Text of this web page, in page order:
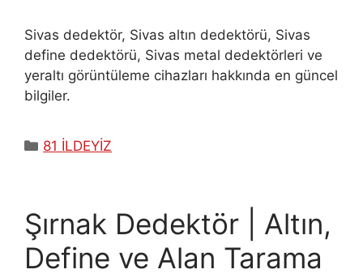
Sivas dedektör, Sivas altın dedektörü, Sivas
define dedektörü, Sivas metal dedektörleri ve
yeraltı görüntüleme cihazları hakkında en güncel
bilgiler.
Kategoriler
81 İLDEYİZ
Şırnak Dedektör | Altın,
Define ve Alan Tarama